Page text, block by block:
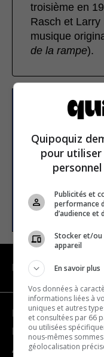
troisième en
Rasch et
musique
de la rampe).
S’inscrire
E-mail
NAVIGATION
Devenir partenaire
Nous joindre
À propos
Quipoquiz
pour utiliser
Publicités et
performance
d’audience et
Stocker et/ou
appareil
En savoir plus
Vos données à
informations liées à
uniques et autres
et consultées par 66
ou utilisées
nous-mêmes
géolocalisation